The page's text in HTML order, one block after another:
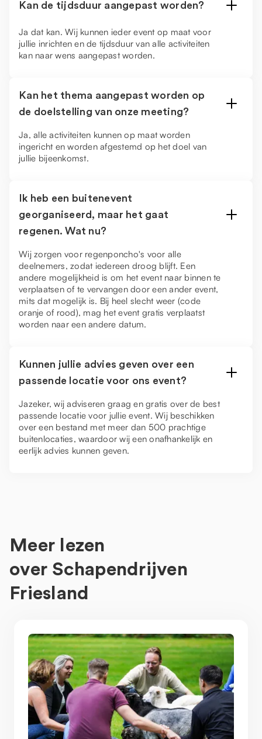
Kan de tijdsduur aangepast worden?
Ja dat kan. Wij kunnen ieder event op maat voor
jullie inrichten en de tijdsduur van alle activiteiten
kan naar wens aangepast worden.
Kan het thema aangepast worden op
de doelstelling van onze meeting?
Ja, alle activiteiten kunnen op maat worden
ingericht en worden afgestemd op het doel van
jullie bijeenkomst.
Ik heb een buitenevent
georganiseerd, maar het gaat
regenen. Wat nu?
Wij zorgen voor regenponcho's voor alle
deelnemers, zodat iedereen droog blijft. Een
andere mogelijkheid is om het event naar binnen te
verplaatsen of te vervangen door een ander event,
mits dat mogelijk is. Bij heel slecht weer (code
oranje of rood), mag het event gratis verplaatst
worden naar een andere datum.
Kunnen jullie advies geven over een
passende locatie voor ons event?
Jazeker, wij adviseren graag en gratis over de best
passende locatie voor jullie event. Wij beschikken
over een bestand met meer dan 500 prachtige
buitenlocaties, waardoor wij een onafhankelijk en
eerlijk advies kunnen geven.
Meer lezen
over Schapendrijven
Friesland